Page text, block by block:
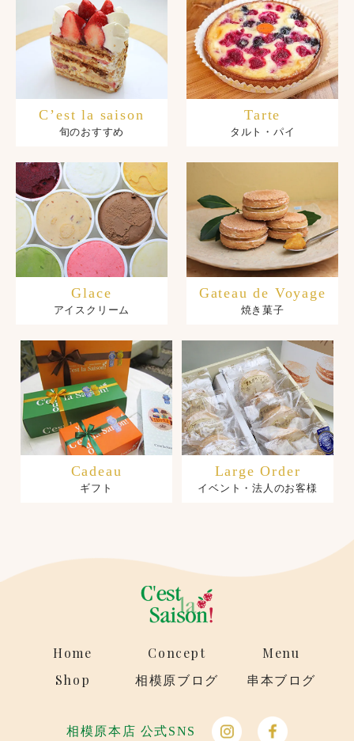
C’est la saison
旬のおすすめ
Tarte
タルト・パイ
Glace
アイスクリーム
Gateau de Voyage
焼き菓子
Cadeau
ギフト
Large Order
イベント・法人のお客様
Home Concept
Menu
Shop
相模原ブログ 串本ブログ
相模原本店 公式SNS